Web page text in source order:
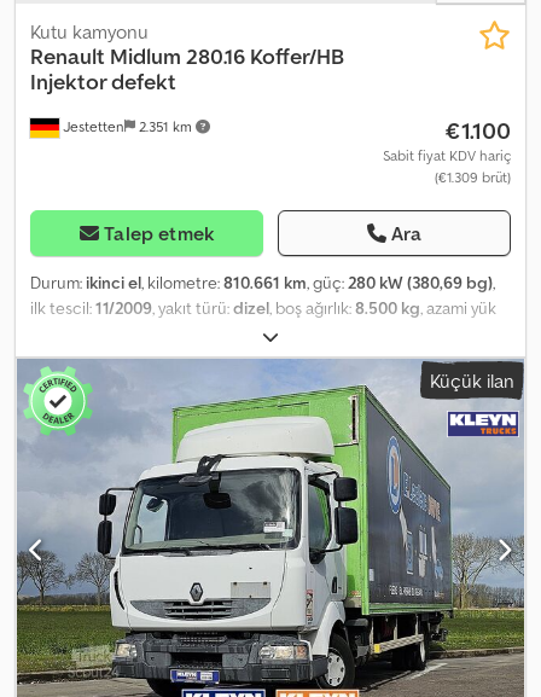
Jestetten 2.351 km
Kutu kamyonu
Renault Midlum 280.16 Koffer/HB
Injektor defekt
€1.100
Sabit fiyat KDV hariç
(€1.309 brüt)
Talep etmek Ara
Durum: ikinci el, kilometre:810.661 km, güç:280 kW (380,69 bg),
ilk tescil:11/2009, yakıt türü:dizel, boş ağırlık:8.500 kg, azami yük
29.000 kg
R 19.5 / 8mm, dingil konfigürasyonu:4x2, bir sonraki muayene
(TÜV):11/2022 gündüz kabini, vites türü: mekanik,
emisyon sınıfı:Euro 5, süspansiyon:çelik-hava, koltuk sayısı:2,
toplam genişlik:
25.500 mm , ön lastik ölçüsü:285 / 70 R 19.5 /
, işletme ağırlığı:13.000 kg, Donanım:klima
Küçük ilan